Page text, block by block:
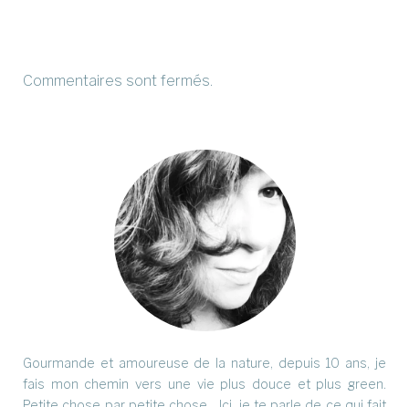
Commentaires sont fermés.
Gourmande et amoureuse de la nature, depuis 10 ans, je
fais mon chemin vers une vie plus douce et plus green.